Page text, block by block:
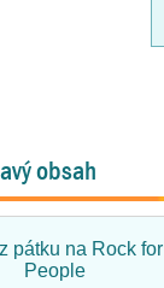
obsah
pátku na Rock for
People